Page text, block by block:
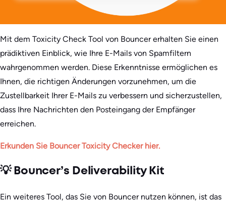
Mit dem Toxicity Check Tool von Bouncer erhalten Sie einen
prädiktiven Einblick, wie Ihre E-Mails von Spamfiltern
wahrgenommen werden. Diese Erkenntnisse ermöglichen es
Ihnen, die richtigen Änderungen vorzunehmen, um die
Zustellbarkeit Ihrer E-Mails zu verbessern und sicherzustellen,
dass Ihre Nachrichten den Posteingang der Empfänger
erreichen.
Erkunden Sie Bouncer Toxicity Checker hier.
💡 Bouncer’s Deliverability Kit
Ein weiteres Tool, das Sie von Bouncer nutzen können, ist das